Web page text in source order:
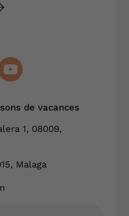
de vacances
1, 08009,
Malaga